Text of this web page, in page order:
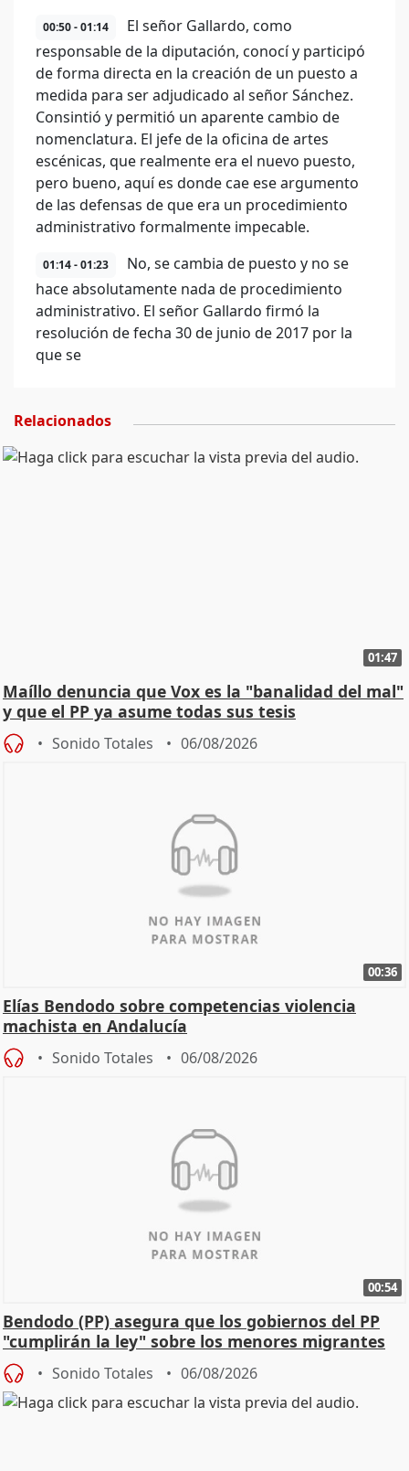
00:50 - 01:14
El señor Gallardo, como
responsable de la diputación, conocí y participó
de forma directa en la creación de un puesto a
medida para ser adjudicado al señor Sánchez.
Consintió y permitió un aparente cambio de
nomenclatura. El jefe de la oficina de artes
escénicas, que realmente era el nuevo puesto,
pero bueno, aquí es donde cae ese argumento
de las defensas de que era un procedimiento
administrativo formalmente impecable.
01:14 - 01:23
No, se cambia de puesto y no se
hace absolutamente nada de procedimiento
administrativo. El señor Gallardo firmó la
resolución de fecha 30 de junio de 2017 por la
que se
Relacionados
01:47
Maíllo denuncia que Vox es la "banalidad del mal"
y que el PP ya asume todas sus tesis
Sonido Totales 06/08/2026
00:36
Elías Bendodo sobre competencias violencia
machista en Andalucía
Sonido Totales 06/08/2026
00:54
Bendodo (PP) asegura que los gobiernos del PP
"cumplirán la ley" sobre los menores migrantes
Sonido Totales 06/08/2026